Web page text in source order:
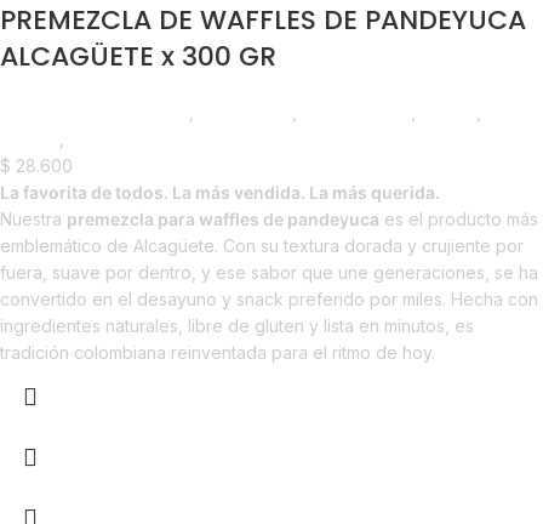
PREMEZCLA DE WAFFLES DE PANDEYUCA
ALCAGÜETE x 300 GR
$ 28.600
La favorita de todos. La más vendida. La más querida.
Nuestra premezcla para waffles de pandeyuca es el producto más
emblemático de Alcagüete. Con su textura dorada y crujiente por
fuera, suave por dentro, y ese sabor que une generaciones, se ha
convertido en el desayuno y snack preferido por miles. Hecha con
ingredientes naturales, libre de gluten y lista en minutos, es
tradición colombiana reinventada para el ritmo de hoy.